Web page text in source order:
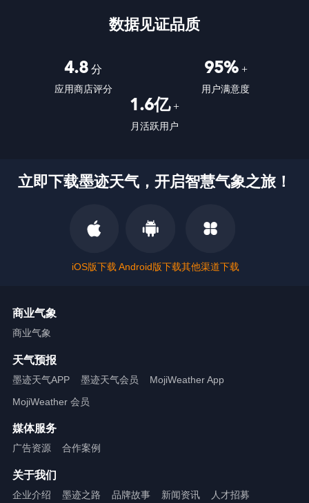
数据见证品质
4.8 分
应用商店评分
95%+
用户满意度
1.6亿+
月活跃用户
立即下载墨迹天气，开启智慧气象之旅！
iOS版下载 Android版下载其他渠道下载
商业气象
商业气象
天气预报
墨迹天气APP 墨迹天气会员
MojiWeather App
MojiWeather 会员
媒体服务
广告资源 合作案例
关于我们
企业介绍 墨迹之路 品牌故事 新闻资讯 人才招募